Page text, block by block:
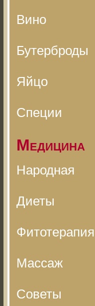
Вино
Бутерброды
Яйцо
Специи
Медицина
Народная
Диеты
Фитотерапия
Массаж
Советы